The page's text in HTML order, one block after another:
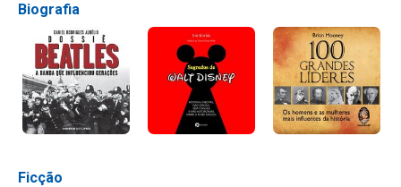
Biografia
Ficção